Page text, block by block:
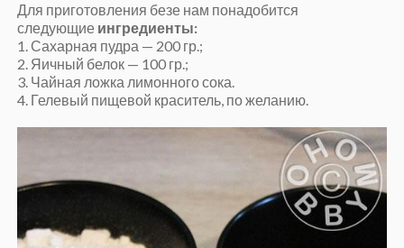
Для приготовления безе нам понадобится
следующие ингредиенты:
1. Сахарная пудра — 200 гр.;
2. Яичный белок — 100 гр.;
3. Чайная ложка лимонного сока.
4. Гелевый пищевой краситель, по желанию.